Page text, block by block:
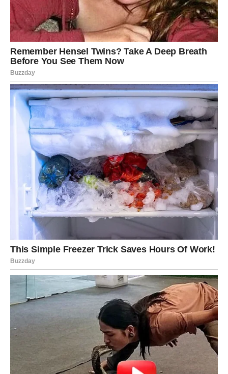
ŠKORPIJA
Škorpije ulaze u intenzivan period pun emocija i strasti.
Ništa neće biti površno – sve će imati dubinu.
U ljubavi – moguće su jake emocije, ali i suočavanja. Ako
nešto nije stabilno, sada će se pokazati.
Na poslovnom planu – dolazi prilika da pokažete koliko
vredite. Iskoristite je.
STRELAC
Strelčevi mogu očekivati iznenađenje koje menja tok
narednih dana. To može biti susret, vest ili prilika koja
dolazi potpuno neočekivano.
U ljubavi – moguće je da vas neko iznenadi iskrenim
priznanjem ili gestom koji niste očekivali.
Na životnom planu – ovo iznenađenje vas može pokrenuti
i otvoriti nova vrata. Budite spremni da reagujete.
JARAC
Jarčevi ulaze u period stabilizacije. Nakon turbulentnih
dana, dolazi mirnija energija.